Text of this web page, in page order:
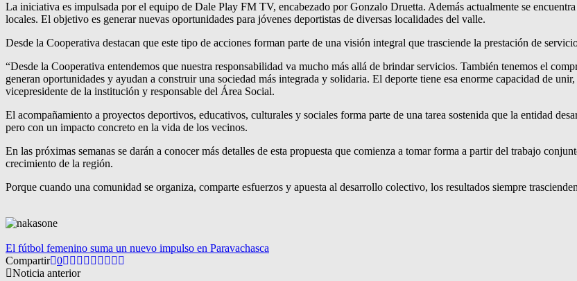
La iniciativa es impulsada por el equipo de Dale Play FM TV, encabezado por Gonzalo Druetta. Además actualmente se
locales. El objetivo es generar nuevas oportunidades para jóvenes deportistas de diversas localidades del valle.
Desde la Cooperativa destacan que este tipo de acciones forman parte de una visión integral que trasciende la prestación de
“Desde la Cooperativa entendemos que nuestra responsabilidad va mucho más allá de brindar servicios. También tenemos el
generan oportunidades y ayudan a construir una sociedad más integrada y solidaria. El deporte tiene esa enorme capacidad de
vicepresidente de la institución y responsable del Área Social.
El acompañamiento a proyectos deportivos, educativos, culturales y sociales forma parte de una tarea sostenida que la entidad
pero con un impacto concreto en la vida de los vecinos.
En las próximas semanas se darán a conocer más detalles de esta propuesta que comienza a tomar forma a partir del trabajo
crecimiento de la región.
Porque cuando una comunidad se organiza, comparte esfuerzos y apuesta al desarrollo colectivo, los resultados siempre
El fútbol femenino suma un nuevo impulso en Paravachasca
Compartir 0
Noticia anterior